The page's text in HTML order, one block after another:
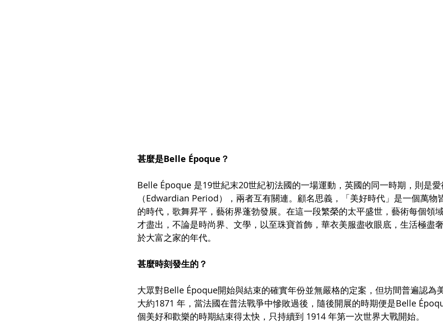
甚麼是Belle Époque？
Belle Époque 是19世紀末20世紀初法國的一場運動，英國的同一時期，則是
（Edwardian Period），兩者互有關連。顧名思義，「美好時代」是一個萬物
的時代，歌舞昇平，藝術界蓬勃發展。在這一段繁榮的太平盛世，藝術每個領
才盡出，不論是時尚界、文學，以至珠寶首飾，華衣美服盡收眼底，生活極盡
於大富之家的年代。
甚麼時刻發生的？
大眾對Belle Époque開始與結束的確實年份並無嚴格的定案，但坊間普遍認為
大約1871 年，當法國在普法戰爭中慘敗過後，隨後開展的時期便是Belle
個美好和歡樂的時期結束得太快，只持續到 1914 年第一次世界大戰開始。